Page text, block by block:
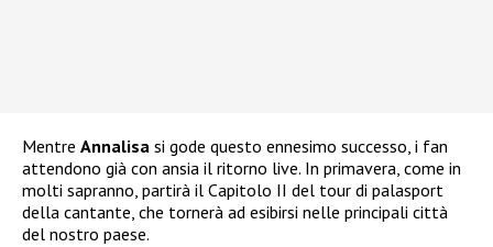
Mentre Annalisa si gode questo ennesimo successo, i fan
attendono già con ansia il ritorno live. In primavera, come in
molti sapranno, partirà il Capitolo II del tour di palasport
della cantante, che tornerà ad esibirsi nelle principali città
del nostro paese.